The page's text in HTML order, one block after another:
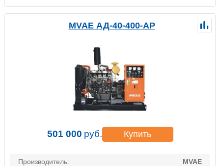
MVAE АД-40-400-АР
501 000 руб. Купить
Производитель:
MVAE